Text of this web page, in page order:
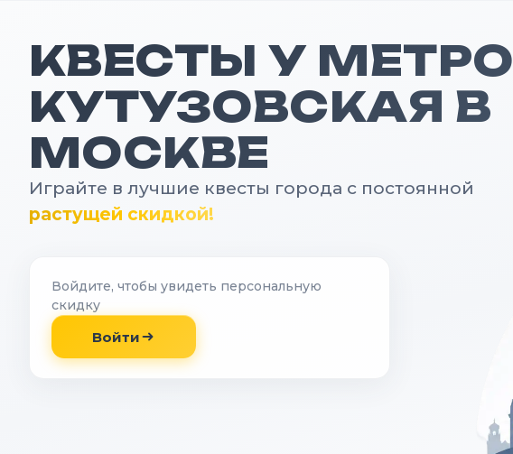
КВЕСТЫ У МЕТРО
КУТУЗОВСКАЯ В
МОСКВЕ
Играйте в лучшие квесты города с постоянной
растущей скидкой!
Войдите, чтобы увидеть персональную
скидку
Войти